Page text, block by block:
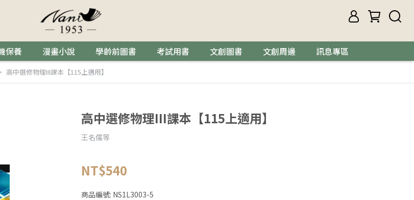
保養 漫畫小說 學齡前圖書 考試用書 文創圖書 文創周邊 訊息專區
高中選修物理III課本【115上適用】
高中選修物理III課本【115上適用】
王名儒等
NT$540
商品編號: NS1L3003-5